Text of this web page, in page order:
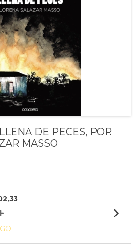
DE PECES, POR
MASSO